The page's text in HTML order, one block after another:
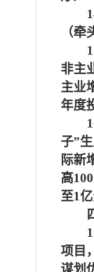
（
非主
主业
年度
子”
际新
高100
至1
项目
谋划